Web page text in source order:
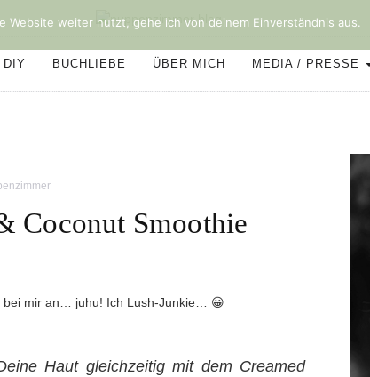
DIY BUCHLIEBE ÜBER MICH MEDIA / PRESSE
Coconut Smoothie
bei mir an… juhu! Ich Lush-Junkie… 😀
Haut gleichzeitig mit dem Creamed
Website weiter nutzt, gehe ich von deinem Einverständnis aus.